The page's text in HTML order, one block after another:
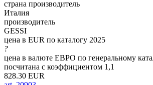
страна производитель
Италия
производитель
GESSI
цена в EUR по каталогу 2025
?
цена в валюте ЕВРО по генеральному
посчитана с коэффициентом 1,1
828.30 EUR